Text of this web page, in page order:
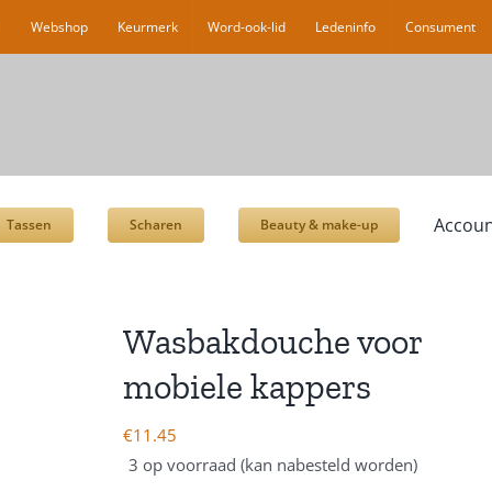
Webshop Keurmerk Word-ook-lid Ledeninfo Consument
Tassen Scharen Beauty & make-up
Wasbakdouche voor
mobiele kappers
€11.45
3 op voorraad (kan nabesteld worden)